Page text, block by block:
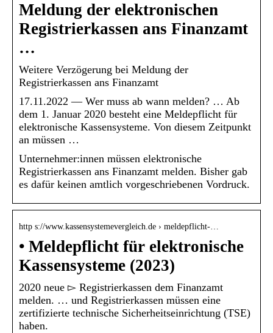
Meldung der elektronischen
Registrierkassen ans Finanzamt
…
Weitere Verzögerung bei Meldung der
Registrierkassen ans Finanzamt
17.11.2022 — Wer muss ab wann melden? … Ab
dem 1. Januar 2020 besteht eine Meldepflicht für
elektronische Kassensysteme. Von diesem Zeitpunkt
an müssen …
Unternehmer:innen müssen elektronische
Registrierkassen ans Finanzamt melden. Bisher gab
es dafür keinen amtlich vorgeschriebenen Vordruck.
http s://www.kassensystemevergleich.de › meldepflicht-…
• Meldepflicht für elektronische
Kassensysteme (2023)
2020 neue ▻ Registrierkassen dem Finanzamt
melden. … und Registrierkassen müssen eine
zertifizierte technische Sicherheitseinrichtung (TSE)
haben.